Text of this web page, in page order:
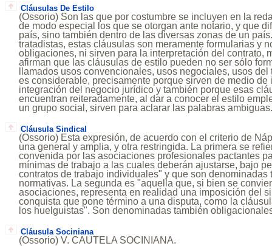
Cláusulas De Estilo
(Ossorio) Son las que por costumbre se incluyen en la
de modo especial los que se otorgan ante notario, y que
país, sino también dentro de las diversas zonas de un
tratadistas, estas cláusulas son meramente formularias y
obligaciones, ni sirven para la interpretación del contrato,
afirman que las cláusulas de estilo pueden no ser sólo
llamados usos convencionales, usos negociales, usos
es considerable, precisamente porque sirven de medio de
integración del negocio jurídico y también porque esas
encuentran reiteradamente, al dar a conocer el estilo
un grupo social, sirven para aclarar las palabras
Cláusula Sindical
(Ossorio) Esta expresión, de acuerdo con el criterio de
una general y amplia, y otra restringida. La primera se
convenida por las asociaciones profesionales pactantes
mínimas de trabajo a las cuales deberán ajustarse, bajo
contratos de trabajo individuales" y que son denominadas
normativas. La segunda es "aquella que, si bien se
asociaciones, representa en realidad una imposición del
conquista que pone término a una disputa, como la
los huelguistas". Son denominadas también
Cláusula Sociniana
(Ossorio) V. CAUTELA SOCINIANA.